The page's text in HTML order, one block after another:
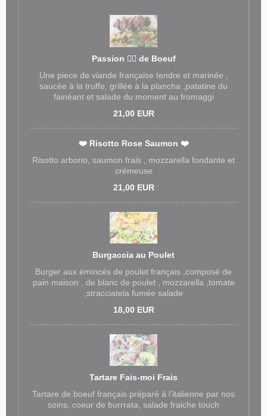
Passion ❤️‍🔥 de Boeuf
Une piece de viande française tendre et marinée ,
saucée à la truffe, grillée à la plancha ,patatine du
fainéant et salade du moment au fromaggi
21,00 EUR
❤️ Risotto Rose Saumon ❤️
Risotto arborio, saumon frais , mozzarella fondante et
crémeuse
21,00 EUR
Burgaccia au Poulet
Burger aux émincés de poulet français ,composé de
pain maison , de blanc de poulet , mozzarella ,tomate
,stracciatela fumée salade
18,00 EUR
Tartare Fais-moi Frais
Tartare de boeuf français préparé à l’italienne par nos
soins, coeur de burrrata, salade fraiche touch